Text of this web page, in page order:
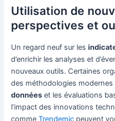
Utilisation de
perspectives et
Un regard neuf sur les
d’enrichir les analyses et
nouveaux outils. Certaines
des méthodologies
données et les évaluations
l’impact des innovations
commeTrendemic peuvent